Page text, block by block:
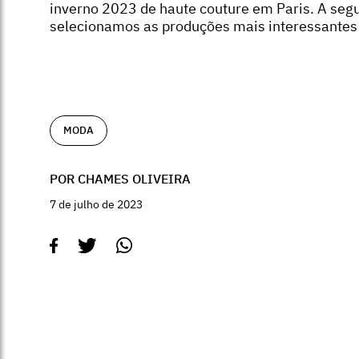
inverno 2023 de haute couture em Paris. A
selecionamos as produções mais interessantes
MODA
POR CHAMES OLIVEIRA
7 de julho de 2023